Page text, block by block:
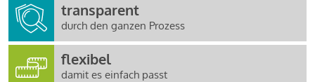
transparent
durch den ganzen Prozess
flexibel
damit es einfach passt